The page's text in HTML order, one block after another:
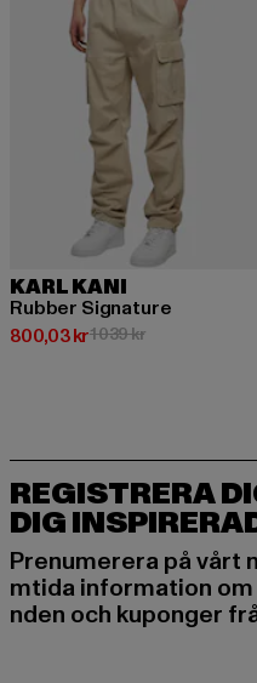
KARL KANI
Rubber Signature
800,03 kr
Nuvarande pris: 800,03 kr
1 039 krKampanjpris: 1
REGISTRERA
DIG
Prenumerera på vårt
mtida information
nden och kuponger